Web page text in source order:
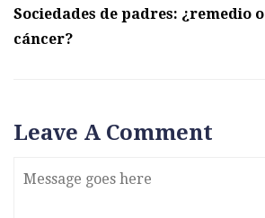
Sociedades de padres: ¿remedio o
cáncer?
Leave A Comment